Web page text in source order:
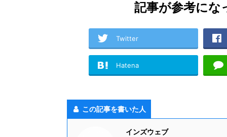
記事が参考にな
Twitter
Hatena
この記事を書いた人
インズウェブ